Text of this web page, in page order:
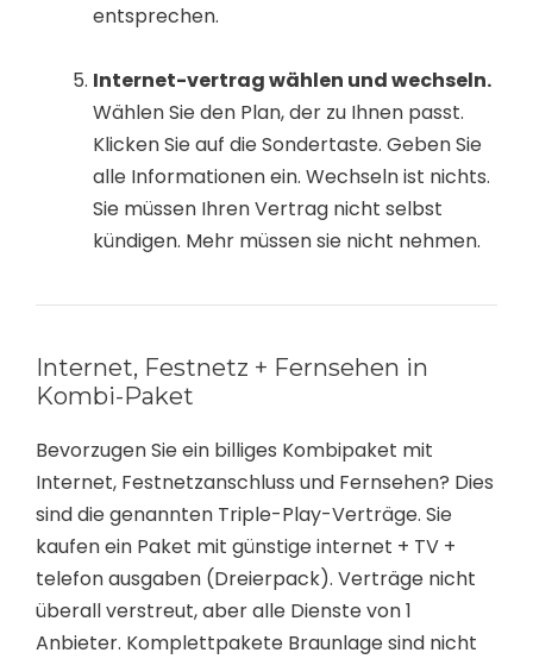
entsprechen.
Internet-vertrag wählen und wechseln.
Wählen Sie den Plan, der zu Ihnen passt.
Klicken Sie auf die Sondertaste. Geben Sie
alle Informationen ein. Wechseln ist nichts.
Sie müssen Ihren Vertrag nicht selbst
kündigen. Mehr müssen sie nicht nehmen.
Internet, Festnetz + Fernsehen in
Kombi-Paket
Bevorzugen Sie ein billiges Kombipaket mit
Internet, Festnetzanschluss und Fernsehen? Dies
sind die genannten Triple-Play-Verträge. Sie
kaufen ein Paket mit günstige internet + TV +
telefon ausgaben (Dreierpack). Verträge nicht
überall verstreut, aber alle Dienste von 1
Anbieter. Komplettpakete Braunlage sind nicht